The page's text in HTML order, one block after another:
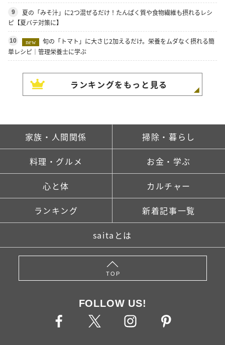
9
夏の「みそ汁」に2つ混ぜるだけ！たんぱく質や食物繊維も摂れるレシ
ピ【夏バテ対策に】
10 new
旬の「トマト」に大さじ2加えるだけ。栄養をムダなく摂れる簡
単レシピ｜管理栄養士に学ぶ
ランキングをもっと見る
家族・人間関係 掃除・暮らし
料理・グルメ お金・学ぶ
心と体 カルチャー
ランキング 新着記事一覧
saitaとは
TOP
FOLLOW US!